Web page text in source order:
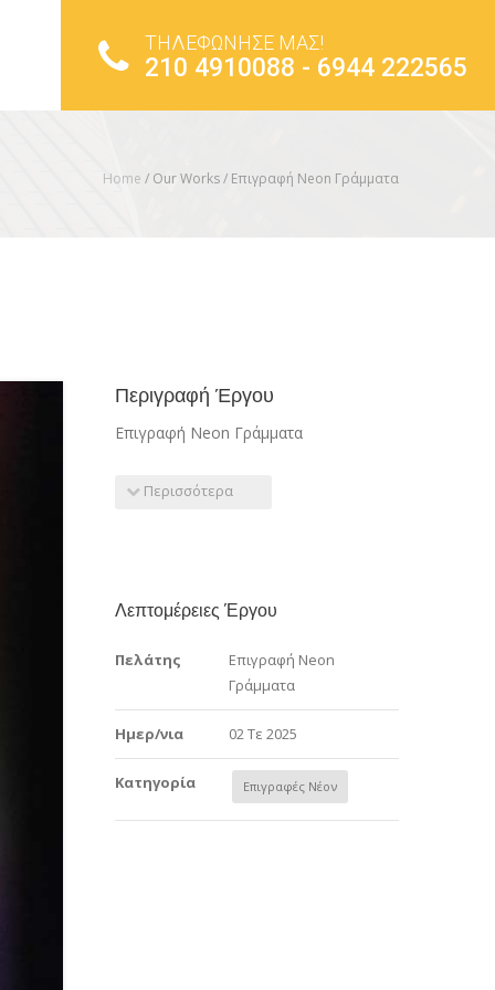
ΤΗΛΕΦΩΝΗΣΕ ΜΑΣ!
210 4910088 - 6944 222565
Home / Our Works / Επιγραφή Neon Γράμματα
Περιγραφή Έργου
Επιγραφή Neon Γράμματα
Περισσότερα
Λεπτομέρειες Έργου
Πελάτης
Επιγραφή Neon
Γράμματα
Ημερ/νια 02 Τε 2025
Κατηγορία Επιγραφές Νέον